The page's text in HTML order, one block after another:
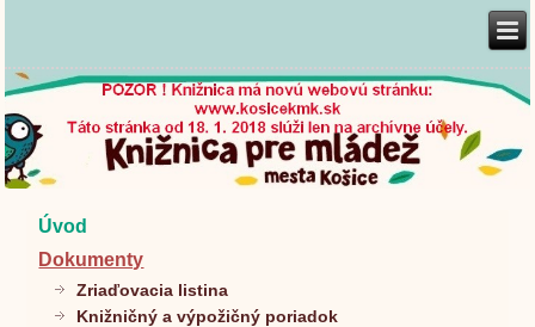
Úvod
Dokumenty
Zriaďovacia listina
Knižničný a výpožičný poriadok